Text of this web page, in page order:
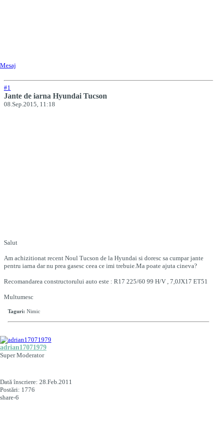
Mesaj
#1
Jante de iarna Hyundai Tucson
08.Sep.2015, 11:18
Salut
Am achizitionat recent Noul Tucson de la Hyundai si doresc sa cumpar jante
pentru iarna dar nu prea gasesc ceea ce imi trebuie.Ma poate ajuta cineva?
Recomandarea constructorului auto este : R17 225/60 99 H/V , 7,0JX17 ET51
Multumesc
Taguri: Nimic
adrian17071979
Super Moderator
Dată înscriere: 28.Feb.2011
Postări: 1776
share-6